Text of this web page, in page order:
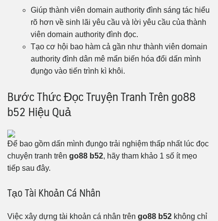
Giúp thành viên domain authority đình sáng tác hiểu
rõ hơn về sinh lãi yêu cầu và lời yêu cầu của thành
viên domain authority đình đọc.
Tạo cơ hội bao hàm cả gần như thành viên domain
authority đình dân mê mẩn biến hóa đổi dấn mình
đụng̀o vào tiến trình kì khôi.
Bước Thức Đọc Truyện Tranh Trên go88
b52 Hiệu Quả
Để bao gồm dấn mình đụng̀o trải nghiệm thấp nhất lúc đọc
chuyện tranh trên go88 b52, hãy tham khảo 1 số ít mẹo
tiếp sau đây.
Tạo Tài Khoản Cá Nhân
Việc xây dựng tài khoản cá nhân trên go88 b52 không chỉ